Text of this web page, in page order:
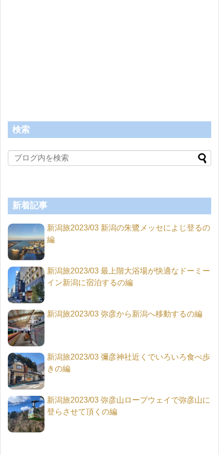
検索
新着記事
新潟旅2023/03 新潟の朱鷺メッセによじ登るの
編
新潟旅2023/03 最上階大浴場が快適なドーミー
イン新潟に宿泊するの編
新潟旅2023/03 弥彦から新潟へ移動するの編
新潟旅2023/03 彌彦神社近くでいろいろ食べ歩
きの編
新潟旅2023/03 弥彦山ロープウェイで弥彦山に
登らさせて頂くの編